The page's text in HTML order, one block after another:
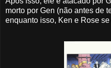
morto por Gen (não antes de
enquanto isso, Ken e Rose se